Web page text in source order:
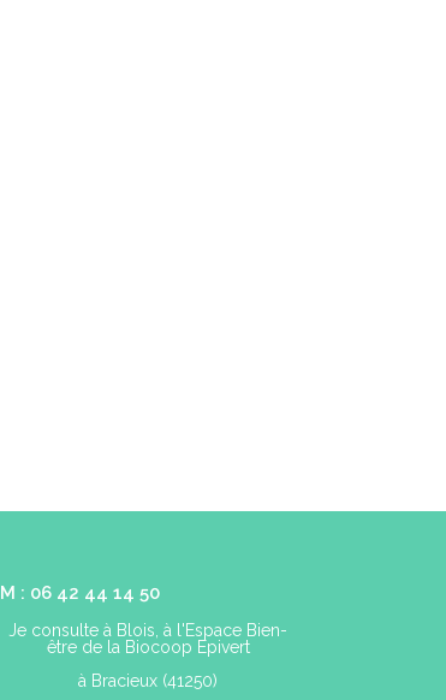
M : 06 42 44 14 50
Je consulte à Blois, à l'Espace Bien-
être de la Biocoop Epivert
à Bracieux (41250)